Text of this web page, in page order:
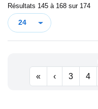
TRANSWAY 2
TRANSWAY2
TRANSWAY3
Résultats 145 à 168 sur 174
« ‹ 3 4